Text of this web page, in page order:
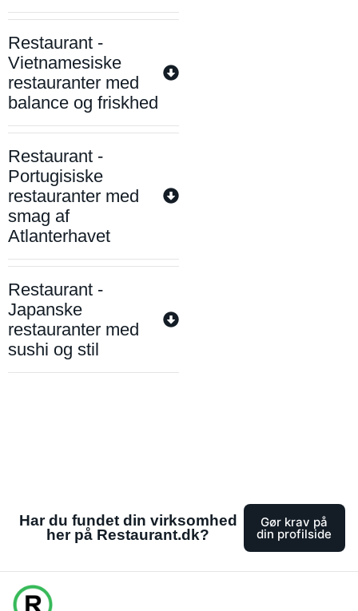
Restaurant -
Vietnamesiske
restauranter med
balance og friskhed
Restaurant -
Portugisiske
restauranter med
smag af
Atlanterhavet
Restaurant -
Japanske
restauranter med
sushi og stil
Har du fundet din virksomhed
her på Restaurant.dk?
Gør krav på
din profilside